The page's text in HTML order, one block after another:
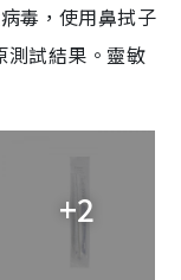
毒，使用鼻拭子
測試結果。靈敏
+2